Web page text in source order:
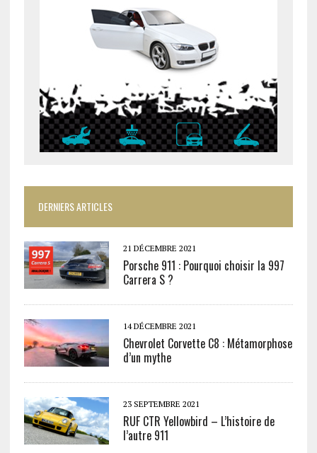
DERNIERS ARTICLES
21 DÉCEMBRE 2021
Porsche 911 : Pourquoi choisir la 997
Carrera S ?
14 DÉCEMBRE 2021
Chevrolet Corvette C8 : Métamorphose
d’un mythe
23 SEPTEMBRE 2021
RUF CTR Yellowbird – L’histoire de
l’autre 911